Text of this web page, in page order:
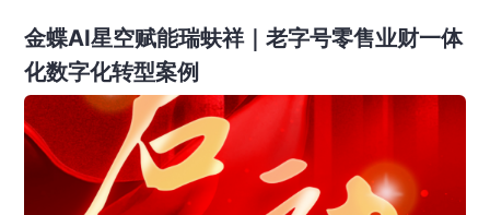
金蝶AI星空赋能瑞蚨祥｜老字号零售业财一体
化数字化转型案例